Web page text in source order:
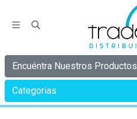
Encuéntra Nuestros Productos
Categorias
Inicio